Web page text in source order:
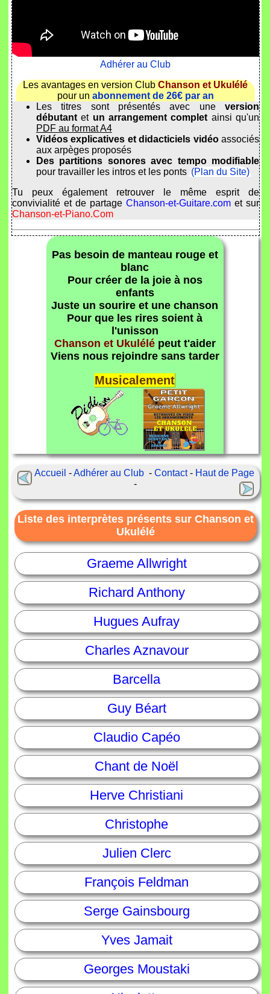
Adhérer au Club
Les avantages en version ClubChanson et Ukulélé
pour un abonnement de 26€ par an
Les titres sont présentés avec uneversion
débutantet un arrangement complet ainsi qu'un
PDF au format A4
Vidéos explicatives et didacticiels vidéoassociés
aux arpèges proposés
Des partitions sonores avec tempo modifiable
pour travailler les intros et les ponts (Plan du Site)
Tu peux également retrouver le même esprit de
convivialité et de partageChanson-et-Guitare.com et sur
Chanson-et-Piano.Com
Pas besoin de manteau rouge et
blanc
Pour créer de la joie à nos
enfants
Juste un sourire et une chanson
Pour que les rires soient à
l'unisson
Chanson et Ukulélépeut t'aider
Viens nous rejoindre sans tarder
Musicalement
Accueil -Adhérer au Club- Contact- Haut de Page
-
Liste des interprètes présents sur Chanson et
Ukulélé
Graeme Allwright
Richard Anthony
Hugues Aufray
Charles Aznavour
Barcella
Guy Béart
Claudio Capéo
Chant de Noël
Herve Christiani
Christophe
Julien Clerc
François Feldman
Serge Gainsbourg
Yves Jamait
Georges Moustaki